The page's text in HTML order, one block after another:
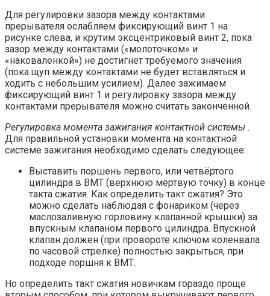
Для регулировки зазора между контактами
прерывателя ослабляем фиксирующий винт 1 на
рисунке слева, и крутим эксцентриковый винт 2, пока
зазор между контактами («молоточком» и
«наковаленкой») не достигнет требуемого значения
(пока щуп между контактами не будет вставляться и
ходить с небольшим усилием). Далее зажимаем
фиксирующий винт 1 и регулировку зазора между
контактами прерывателя можно считать законченной.
Регулировка момента зажигания контактной системы .
Для правильной установки момента на контактной
системе зажигания необходимо сделать следующее:
Выставить поршень первого, или четвёртого
цилиндра в ВМТ (верхнюю мёртвую точку) в конце
такта сжатия. Как определить такт сжатия? Это
можно сделать наблюдая с фонариком (через
маслозаливную горловину клапанной крышки) за
впускным клапаном первого цилиндра. Впускной
клапан должен (при провороте ключом коленвала
по часовой стрелке) полностью закрыться, при
подходе поршня к ВМТ.
Но определить такт сжатия новичкам гораздо проще